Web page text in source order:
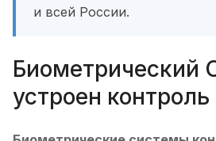
и всей России.
Биометрический
устроен контроль